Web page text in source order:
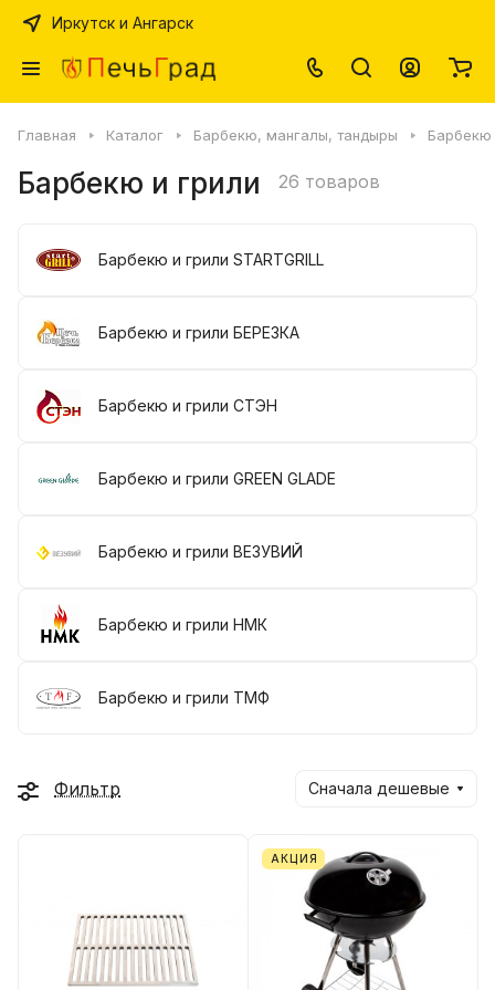
Иркутск и Ангарск
Главная Каталог Барбекю, мангалы, тандыры Барбекю
Барбекю и грили 26 товаров
Барбекю и грили STARTGRILL
Барбекю и грили БЕРЕЗКА
Барбекю и грили СТЭН
Барбекю и грили GREEN GLADE
Барбекю и грили ВЕЗУВИЙ
Барбекю и грили НМК
Барбекю и грили ТМФ
Фильтр Сначала дешевые
АКЦИЯ